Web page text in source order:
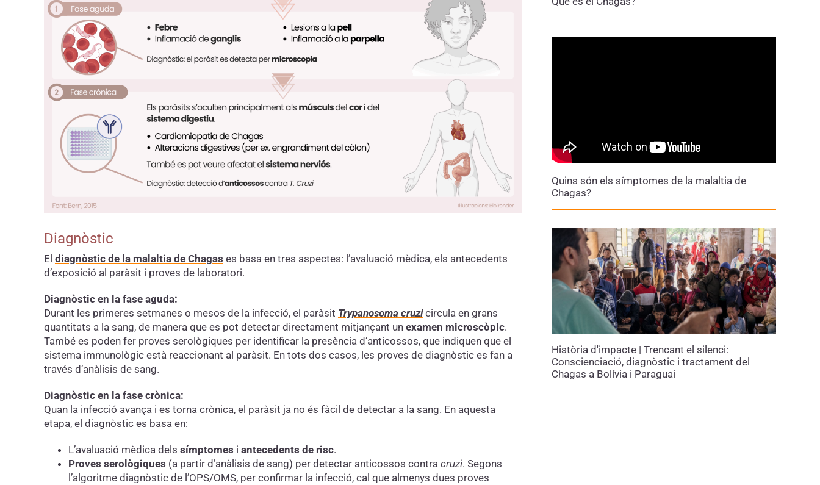
Diagnòstic
El diagnòstic de la malaltia de Chagas es basa en tres aspectes: l’avaluació mèdica, els antecedents
d’exposició al paràsit i proves de laboratori.
Diagnòstic en la fase aguda:
Durant les primeres setmanes o mesos de la infecció, el paràsit Trypanosoma cruzicircula en grans
quantitats a la sang, de manera que es pot detectar directament mitjançant un examen microscòpic.
També es poden fer proves serològiques per identificar la presència d’anticossos, que indiquen que el
sistema immunològic està reaccionant al paràsit. En tots dos casos, les proves de diagnòstic es fan a
través d’anàlisis de sang.
Diagnòstic en la fase crònica:
Quan la infecció avança i es torna crònica, el paràsit ja no és fàcil de detectar a la sang. En aquesta
etapa, el diagnòstic es basa en:
L’avaluació mèdica dels símptomes i antecedents de risc.
Proves serològiques (a partir d’anàlisis de sang) per detectar anticossos contra cruzi. Segons
l’algoritme diagnòstic de l’OPS/OMS, per confirmar la infecció, cal que almenys dues proves
Quins són els símptomes de la malaltia de
Chagas?
Història d'impacte | Trencant el silenci:
Conscienciació, diagnòstic i tractament del
Chagas a Bolívia i Paraguai